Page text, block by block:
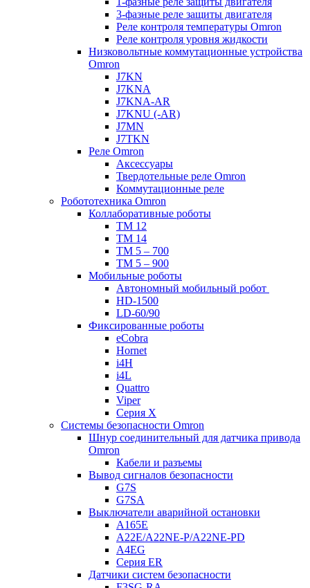
3-фазные реле защиты двигателя
Реле контроля температуры Omron
Реле контроля уровня жидкости
Низковольтные коммутационные устройства
Omron
J7KN
J7KNA
J7KNA-AR
J7KNU (-AR)
J7MN
J7TKN
Реле Omron
Аксессуары
Твердотельные реле Omron
Коммутационные реле
Робототехника Omron
Коллаборативные роботы
TM 12
TM 14
TM 5 – 700
TM 5 – 900
Мобильные роботы
Автономный мобильный робот
HD-1500
LD-60/90
Фиксированные роботы
eCobra
Hornet
i4H
i4L
Quattro
Viper
Серия X
Системы безопасности Omron
Шнур соединительный для датчика привода
Omron
Кабели и разъемы
Вывод сигналов безопасности
G7S
G7SA
Выключатели аварийной остановки
A165E
A22E/A22NE-P/A22NE-PD
A4EG
Серия ER
Датчики систем безопасности